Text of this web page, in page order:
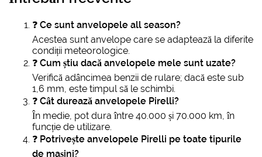
❓ Ce sunt anvelopele all season?
Acestea sunt anvelope care se adaptează la diferite
condiții meteorologice.
❓ Cum știu dacă anvelopele mele sunt uzate?
Verifică adâncimea benzii de rulare; dacă este sub
1,6 mm, este timpul să le schimbi.
❓ Cât durează anvelopele Pirelli?
În medie, pot dura între 40.000 și 70.000 km, în
funcție de utilizare.
❓ Potrivește anvelopele Pirelli pe toate tipurile
de mașini?